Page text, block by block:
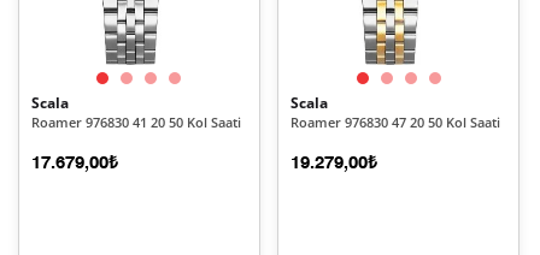
Scala
Roamer 976830 41 20 50 Kol Saati
17.679,00₺
Scala
Roamer 976830 47 20 50 Kol Saati
19.279,00₺